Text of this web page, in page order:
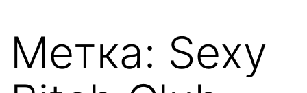
Метка: Sexy